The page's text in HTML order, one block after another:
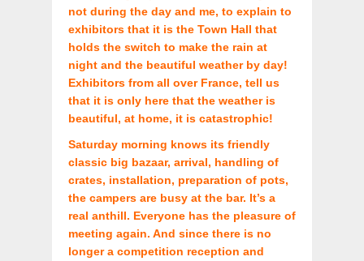
not during the day and me, to explain to
exhibitors that it is the Town Hall that
holds the switch to make the rain at
night and the beautiful weather by day!
Exhibitors from all over France, tell us
that it is only here that the weather is
beautiful, at home, it is catastrophic!
Saturday morning knows its friendly
classic big bazaar, arrival, handling of
crates, installation, preparation of pots,
the campers are busy at the bar. It’s a
real anthill. Everyone has the pleasure of
meeting again. And since there is no
longer a competition reception and